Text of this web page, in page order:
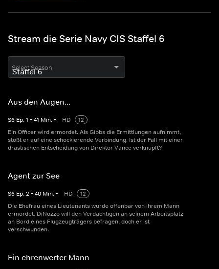
Stream die Serie Navy CIS Staffel 6
Select Season
Aus den Augen...
S6 Ep.1 • 41 Min. • HD
12
Ein Officer wird ermordet. Als Gibbs die Ermittlungen aufnimmt,
stößt er auf eine schockierende Verbindung. Ist der Fall mit einer
drastischen Entscheidung von Direktor Vance verknüpft?
Agent zur See
S6 Ep.2 • 40 Min. • HD
12
Die Ehefrau eines Lieutenants wurde offenbar von ihrem Mann
ermordet. DiNozzo will den Verdächtigen an seinem Arbeitsplatz
an Bord eines Flugzeugträgers befragen, doch er ist
verschwunden.
Ein ehrenwerter Mann